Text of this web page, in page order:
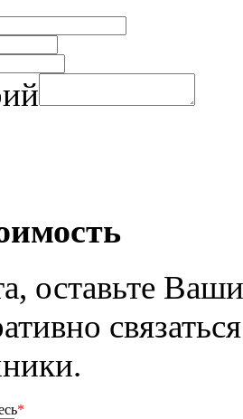
оставьте
*